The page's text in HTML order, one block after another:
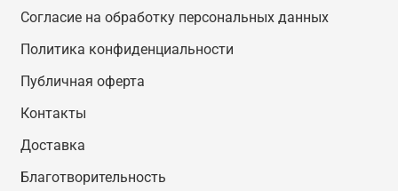
Согласие на обработку персональных данных
Политика конфиденциальности
Публичная оферта
Контакты
Доставка
Благотворительность